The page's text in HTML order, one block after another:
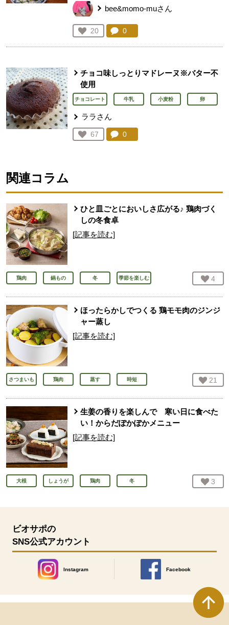
bee&momo-muさん
お気に入り登録：
20
人が登録
コメント：
0
チョコ味しっとりマドレーヌ※バター不
使用
チョコレート 牛乳 小麦粉 卵
ララさん
お気に入り登録：
67
人が登録
コメント：
0
関連コラム
ひと皿ごとにおいしさ広がる♪ 鶏肉づく
しの冬食卓
[記事を読む]
鶏肉 鍋もの 冬 季節を楽しむ お気
4
ほったらかしでつくる 鶏モモ肉のジンジ
ャー蒸し
[記事を読む]
さつまいも 鶏肉 蒸す 時短 お気
21
生姜の香りを楽しんで 寒い日に食べた
い！からだぽかぽかメニュー
[記事を読む]
大根 しょうが 鶏肉 冬 お気
3
ビオサポの
SNS公式アカウント
Instagram
別のウィンドウで開きます。
Facebook
別のウィンドウで開きます